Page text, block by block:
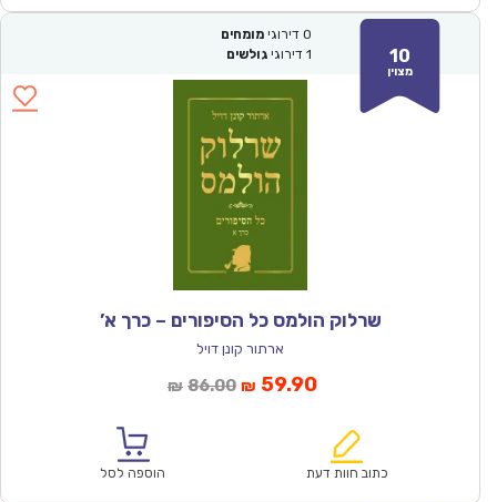
10
מצוין
0 דירוגי מומחים
1 דירוגי גולשים
שרלוק הולמס כל הסיפורים – כרך א’
ארתור קונן דויל
₪ 86.00המחיר
₪86.00.
₪ 59.90המחיר
הוא:
כתוב חוות דעת הוספה לסל